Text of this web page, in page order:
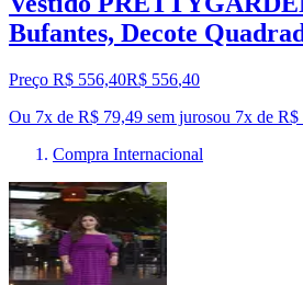
Bufantes, Decote
Preço R$ 556,40R$ 556,40
Ou 7x de R$ 79,49 sem jurosou 7x de R$
Compra Internacional